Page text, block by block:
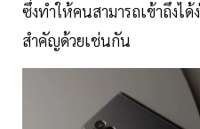
ซึ่งทำให้คนสามารถเข้าถึงไ
สำคัญด้วยเช่นกัน